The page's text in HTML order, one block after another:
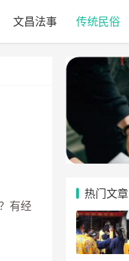
文昌法事 传统民俗
有经
热门文章